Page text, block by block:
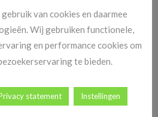
de verrassende charme van
hoofdstad
van cookies en daarmee
Wij gebruiken functionele,
en performance cookies om
te bieden.
statement Instellingen